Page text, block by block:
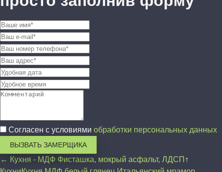
Согласен с условиями обработки персональных данных
ВЫЗВАТЬ ЗАМЕРЩИКА
← Кухня - МДФ Фисташка, мокрый асфальт, ЛДСП ↑